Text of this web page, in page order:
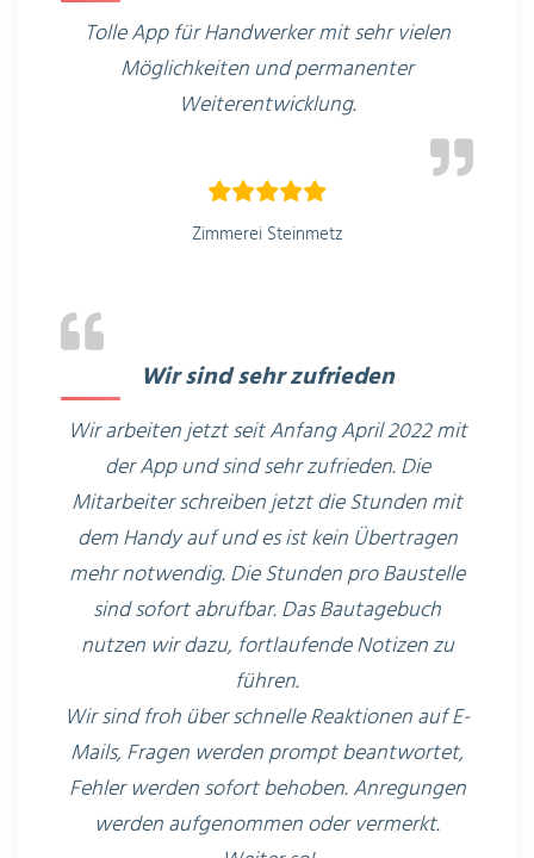
Tolle App für Handwerker mit sehr vielen
Möglichkeiten und permanenter
Weiterentwicklung.
Zimmerei Steinmetz
Wir sind sehr zufrieden
Wir arbeiten jetzt seit Anfang April 2022 mit
der App und sind sehr zufrieden. Die
Mitarbeiter schreiben jetzt die Stunden mit
dem Handy auf und es ist kein Übertragen
mehr notwendig. Die Stunden pro Baustelle
sind sofort abrufbar. Das Bautagebuch
nutzen wir dazu, fortlaufende Notizen zu
führen.
Wir sind froh über schnelle Reaktionen auf E-
Mails, Fragen werden prompt beantwortet,
Fehler werden sofort behoben. Anregungen
werden aufgenommen oder vermerkt.